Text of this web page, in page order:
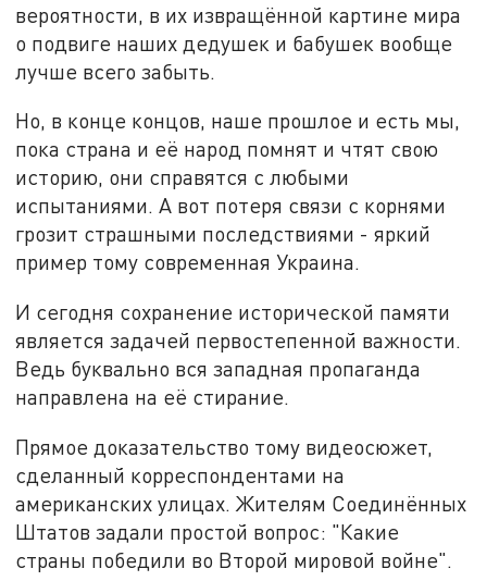
вероятности, в их извращённой картине мира
о подвиге наших дедушек и бабушек вообще
лучше всего забыть.
Но, в конце концов, наше прошлое и есть мы,
пока страна и её народ помнят и чтят свою
историю, они справятся с любыми
испытаниями. А вот потеря связи с корнями
грозит страшными последствиями - яркий
пример тому современная Украина.
И сегодня сохранение исторической памяти
является задачей первостепенной важности.
Ведь буквально вся западная пропаганда
направлена на её стирание.
Прямое доказательство тому видеосюжет,
сделанный корреспондентами на
американских улицах. Жителям Соединённых
Штатов задали простой вопрос: "Какие
страны победили во Второй мировой войне".